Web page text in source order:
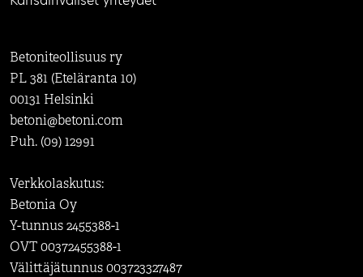
Betoniteollisuus ry
PL 381 (Eteläranta 10)
00131 Helsinki
betoni@betoni.com
Puh. (09) 12991
Verkkolaskutus:
Betonia Oy
Y-tunnus 2455388-1
OVT 00372455388-1
Välittäjätunnus 003723327487